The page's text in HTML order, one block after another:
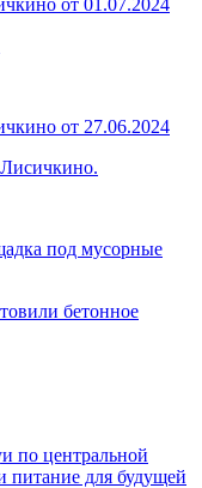
от 01.07.2024
от 27.06.2024
под мусорные
бетонное
по центральной
питание для будущей